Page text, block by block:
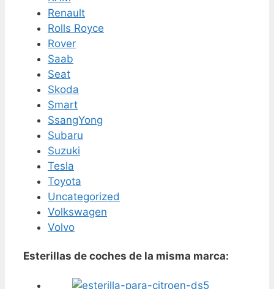
Renault
Rolls Royce
Rover
Saab
Seat
Skoda
Smart
SsangYong
Subaru
Suzuki
Tesla
Toyota
Uncategorized
Volkswagen
Volvo
Esterillas de coches de la misma marca: